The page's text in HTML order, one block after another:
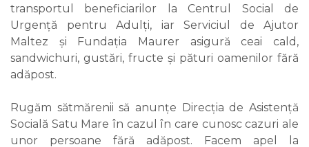
transportul beneficiarilor la Centrul Social de
Urgență pentru Adulți, iar Serviciul de Ajutor
Maltez și Fundația Maurer asigură ceai cald,
sandwichuri, gustări, fructe și pături oamenilor fără
adăpost.
Rugăm sătmărenii să anunțe Direcția de Asistență
Socială Satu Mare în cazul în care cunosc cazuri ale
unor persoane fără adăpost. Facem apel la